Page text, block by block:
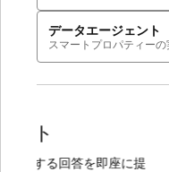
データエージェント
スマートプロパティーの
する回答を即座に提